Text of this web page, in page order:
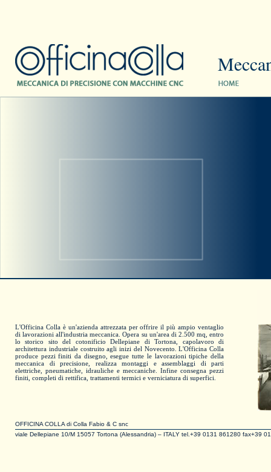
L'Officina Colla è un'azienda attrezzata per offrire il più ampio ventaglio
di lavorazioni all'industria meccanica. Opera su un'area di 2.500 mq, entro
lo storico sito del cotonificio Dellepiane di Tortona, capolavoro di
architettura industriale costruito agli inizi del Novecento. L'Officina Colla
produce pezzi finiti da disegno, esegue tutte le lavorazioni tipiche della
meccanica di precisione, realizza montaggi e assemblaggi di parti
elettriche, pneumatiche, idrauliche e meccaniche. Infine consegna pezzi
finiti, completi di rettifica, trattamenti termici e verniciatura di superfici.
OFFICINA COLLA di Colla Fabio & C snc
viale Dellepiane 10/M 15057 Tortona (Alessandria) – ITALY tel.+39 0131 861280 fax+39